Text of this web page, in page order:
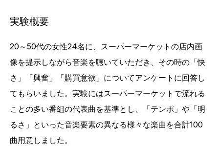
実験概要
20～50代の女性24名に、スーパーマーケットの店内画
像を提示しながら音楽を聴いていただき、その時の「快
さ」「興奮」「購買意欲」についてアンケートに回答し
てもらいました。実験にはスーパーマーケットで流れる
ことの多い番組の代表曲を基準とし、「テンポ」や「明
るさ」といった音楽要素の異なる様々な楽曲を合計100
曲用意しました。